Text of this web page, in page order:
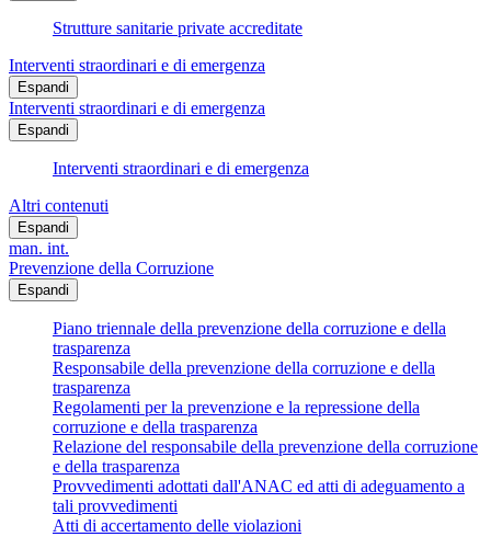
Strutture sanitarie private accreditate
Interventi straordinari e di emergenza
Espandi
Interventi straordinari e di emergenza
Espandi
Interventi straordinari e di emergenza
Altri contenuti
Espandi
man. int.
Prevenzione della Corruzione
Espandi
Piano triennale della prevenzione della corruzione e della
trasparenza
Responsabile della prevenzione della corruzione e della
trasparenza
Regolamenti per la prevenzione e la repressione della
corruzione e della trasparenza
Relazione del responsabile della prevenzione della corruzione
e della trasparenza
Provvedimenti adottati dall'ANAC ed atti di adeguamento a
tali provvedimenti
Atti di accertamento delle violazioni